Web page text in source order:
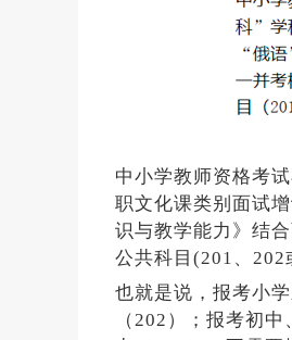
中小学教师资格考
职文化课类别面试
识与教学能力》结
公共科目(201、202
也就是说，报考小
（202）；报考初